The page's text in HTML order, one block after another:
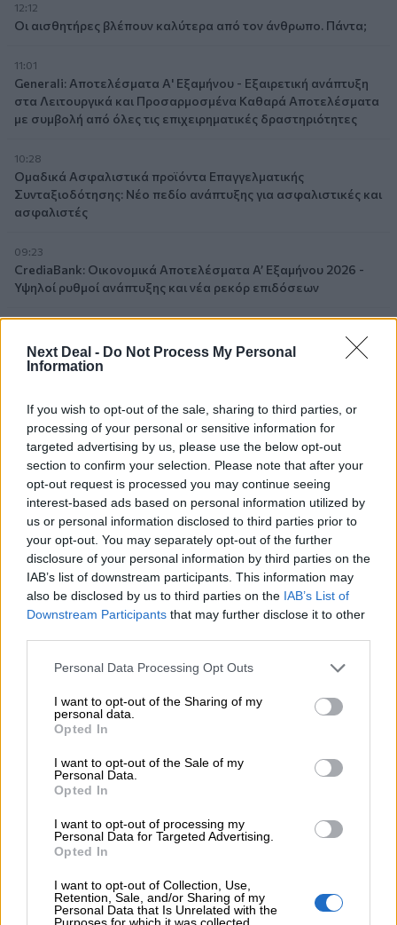
Next Deal - Do Not Process My Personal
Information
If you wish to opt-out of the sale, sharing to third parties, or
processing of your personal or sensitive information for
targeted advertising by us, please use the below opt-out
section to confirm your selection. Please note that after your
opt-out request is processed you may continue seeing
interest-based ads based on personal information utilized by
us or personal information disclosed to third parties prior to
your opt-out. You may separately opt-out of the further
disclosure of your personal information by third parties on the
IAB’s list of downstream participants. This information may
also be disclosed by us to third parties on the IAB’s List of
Downstream Participants that may further disclose it to other
Personal Data Processing Opt Outs
I want to opt-out of the Sharing of my
personal data.
Opted In
I want to opt-out of the Sale of my
Personal Data.
Opted In
I want to opt-out of processing my
Personal Data for Targeted Advertising.
Opted In
I want to opt-out of Collection, Use,
Retention, Sale, and/or Sharing of my
Personal Data that Is Unrelated with the
Purposes for which it was collected.
12:12
Οι αισθητήρες βλέπουν καλύτερα από τον άνθρωπο. Πάντα;
11:01
Generali: Αποτελέσματα Α' Εξαμήνου - Εξαιρετική ανάπτυξη
στα Λειτουργικά και Προσαρμοσμένα Καθαρά Αποτελέσματα
με συμβολή από όλες τις επιχειρηματικές δραστηριότητες
10:28
Ομαδικά Ασφαλιστικά προϊόντα Επαγγελματικής
Συνταξιοδότησης: Νέο πεδίο ανάπτυξης για ασφαλιστικές και
ασφαλιστές
09:23
CrediaBank: Οικονομικά Αποτελέσματα A’ Εξαμήνου 2026 -
Υψηλοί ρυθμοί ανάπτυξης και νέα ρεκόρ επιδόσεων
Στόχος για νέα δάνεια 15 δισ. το 2026, η «ακτινογραφία» της
κερδοφορίας των τραπεζών, η δυναμική επιστροφή της
06.08.2026 - 22:39
10.000 φορές η διεθνής επιστημονική κοινότητα παρέπεμψε
στο έργο του – Ποιος είναι ο Έλληνας χειρουργός Χρήστος
Κοντοβουνήσιος
Μιχάλης Τάτσης, Insurance & Healthcare Analyst, διευθυντής
Επιχειρηματικής Ανάπτυξης Ομίλου HHG
06.08.2026 - 13:30
Όταν η επόμενη μέρα είναι στάχτη, τι θα πει ο Ασφαλιστικός
Διαμεσολαβητής στον πελάτη κλάδου υγείας;
06.08.2026 - 12:22
καινοτόμα φάρμακα φτάνει τελικά στην Ελλάδα
06.08.2026 - 11:37
Μείωση ασφαλιστικών εισφορών ύψους 240 εκατ. ευρώ
ζητούν οι έμποροι από την Κυβέρνηση
Ευρώπη: Μπορεί η κλιματική αλλαγή να οδηγήσει σε
ενεργειακή κρίση;
06.08.2026 - 09:15
Στέλιος Λιανός – INTERAMERICAN / Αθηναϊκή Γενική Κλινική